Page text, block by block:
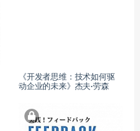
《开发者思维：技术如何驱
动企业的未来》杰夫·劳森